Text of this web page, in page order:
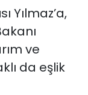
Yılmaz’a,
ve
da eşlik